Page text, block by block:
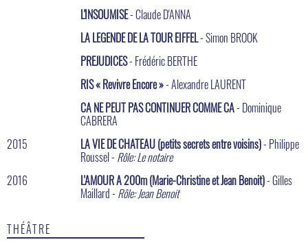
L'INSOUMISE- Claude D'ANNA
LA LEGENDE DE LA TOUR EIFFEL- Simon BROOK
PREJUDICES- Frédéric BERTHE
RIS « Revivre Encore »- Alexandre LAURENT
CA NE PEUT PAS CONTINUER COMME CA- Dominique
CABRERA
2015
LA VIE DE CHATEAU (petits secrets entre voisins)- Philippe
Roussel - Rôle: Le notaire
2016
L'AMOUR A 200m (Marie-Christine et Jean Benoit)- Gilles
Maillard - Rôle: Jean Benoit
THÉÂTRE